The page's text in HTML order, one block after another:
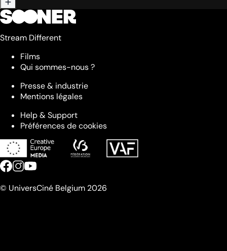
Stream Different
Films
Qui sommes-nous ?
Presse & industrie
Mentions légales
Help & Support
Préférences de cookies
© UniversCiné Belgium 2026